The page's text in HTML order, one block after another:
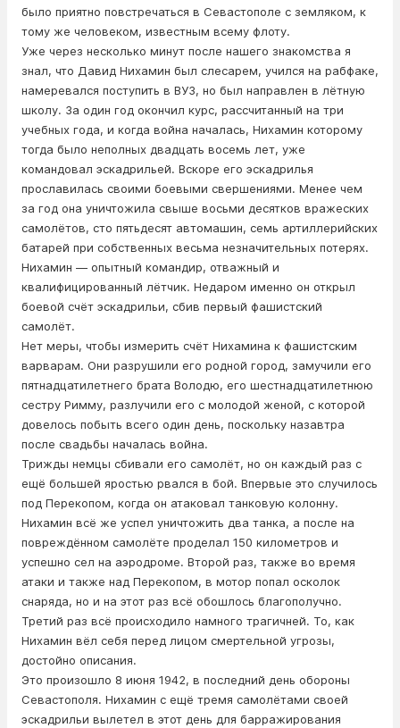
было приятно повстречаться в Севастополе с земляком, к
тому же человеком, известным всему флоту.
Уже через несколько минут после нашего знакомства я
знал, что Давид Нихамин был слесарем, учился на рабфаке,
намеревался поступить в ВУЗ, но был направлен в лётную
школу. За один год окончил курс, рассчитанный на три
учебных года, и когда война началась, Нихамин которому
тогда было неполных двадцать восемь лет, уже
командовал эскадрильей. Вскоре его эскадрилья
прославилась своими боевыми свершениями. Менее чем
за год она уничтожила свыше восьми десятков вражеских
самолётов, сто пятьдесят автомашин, семь артиллерийских
батарей при собственных весьма незначительных потерях.
Нихамин — опытный командир, отважный и
квалифицированный лётчик. Недаром именно он открыл
боевой счёт эскадрильи, сбив первый фашистский
самолёт.
Нет меры, чтобы измерить счёт Нихамина к фашистским
варварам. Они разрушили его родной город, замучили его
пятнадцатилетнего брата Володю, его шестнадцатилетнюю
сестру Римму, разлучили его с молодой женой, с которой
довелось побыть всего один день, поскольку назавтра
после свадьбы началась война.
Трижды немцы сбивали его самолёт, но он каждый раз с
ещё большей яростью рвался в бой. Впервые это случилось
под Перекопом, когда он атаковал танковую колонну.
Нихамин всё же успел уничтожить два танка, а после на
повреждённом самолёте проделал 150 километров и
успешно сел на аэродроме. Второй раз, также во время
атаки и также над Перекопом, в мотор попал осколок
снаряда, но и на этот раз всё обошлось благополучно.
Третий раз всё происходило намного трагичней. То, как
Нихамин вёл себя перед лицом смертельной угрозы,
достойно описания.
Это произошло 8 июня 1942, в последний день обороны
Севастополя. Нихамин с ещё тремя самолётами своей
эскадрильи вылетел в этот день для барражирования